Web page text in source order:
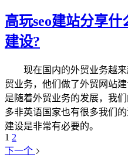
高玩seo建站分享
建设?
现在国内的外贸业务越来
贸业务，他们做了外贸网站
是随着外贸业务的发展，我
多非英语国家也有很多我们
建设是非常有必要的。
1 2
下一个